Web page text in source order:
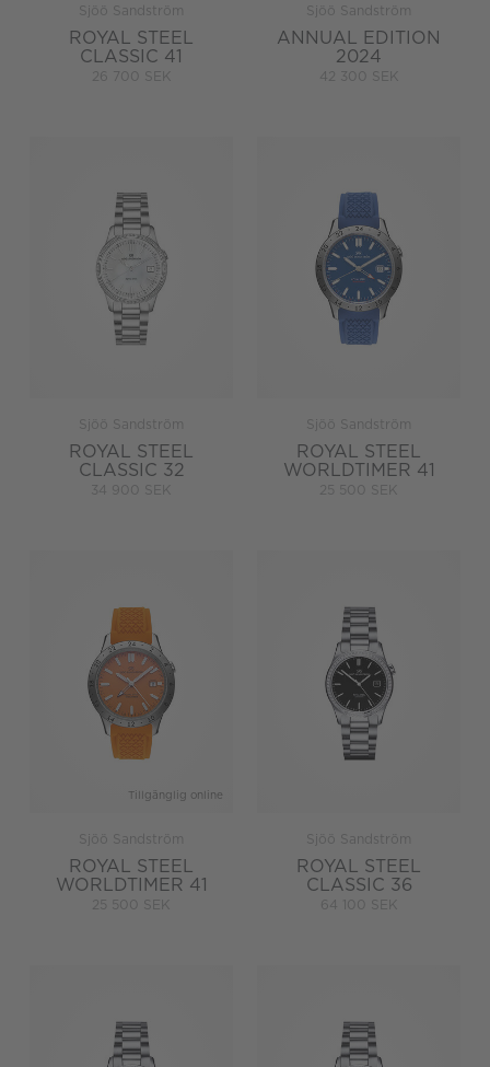
Sjöö Sandström
ROYAL STEEL
CLASSIC 41
26 700 SEK
Sjöö Sandström
ANNUAL EDITION
2024
42 300 SEK
Sjöö Sandström
ROYAL STEEL
CLASSIC 32
34 900 SEK
Sjöö Sandström
ROYAL STEEL
WORLDTIMER 41
25 500 SEK
Tillgänglig online
Sjöö Sandström
ROYAL STEEL
WORLDTIMER 41
25 500 SEK
Sjöö Sandström
ROYAL STEEL
CLASSIC 36
64 100 SEK